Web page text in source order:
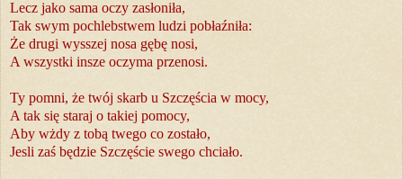
Lecz jako sama oczy zasłoniła,
Tak swym pochlebstwem ludzi pobłaźniła:
Że drugi wysszej nosa gębę nosi,
A wszystki insze oczyma przenosi.
Ty pomni, że twój skarb u Szczęścia w mocy,
A tak się staraj o takiej pomocy,
Aby wżdy z tobą twego co zostało,
Jesli zaś będzie Szczęście swego chciało.